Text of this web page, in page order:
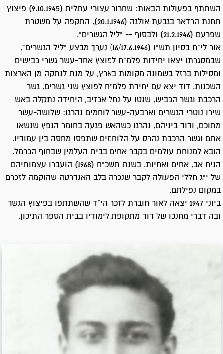
השתתף בפעולות הבאות: שחרור עצורי עתלית (9.10.1945) פיצוץ
תחנת הרדאר בגבעת אולגה (20.1.1946), התקפה על משטרת
שפרעם (21.2.1946) ולבסוף -- "ליל הגשרים".
אור לי"ח בסיון תש"ו (16/17.6.1946) נערך מבצע "ליל הגשרים",
שבמסגרתו יצאו יחידות פלמ"ח לפוצץ אחד-עשר גשרי כבישים
ומסילות ברזל בשמונה מקומות בארץ, על מנת לנתקה מן הארצות
השכנות. דוד יצא עם יחידת פלמ"ח לפוצץ שני גשרים, גשר
הרכבת וגשר הכביש, שנטו על נחל אכזיב, היחידה נתקלה באש
שירו נוטרי הגשרים וארבעה-עשר לוחמים נהרגו: שלושה-עשר
מתוכם, ודוד ביניהם, נהרגו כשהאש פגעה בחומר הנפץ שנשאו
אתם וגשר הרכבת נהרס על הלוחמים שתפסו מחסה בין עמודיו.
הובא למנוחת עולמים בקבר אחים בבית העלמין שבחוף הכרמל.
הניח אב, אחים ואחיות. בשנת תשכ"ח (1968) הועברו עצמותיהם
של י"ג חללי הפעולה לקבר שנכרה בלב האנדרטה שהוקמה לזכרם
במקום נפילתם.
ביוני 1947 יצאה לאור חוברת לזכר הי"ד שהשתתפו בפיצוץ הגשר
ובה דברי מחנכו של דוד מתקופת לימודיו בבית הספר התיכון.